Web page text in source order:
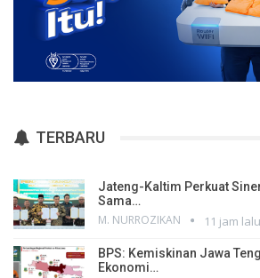
TERBARU
Jateng-Kaltim Perkuat
Sama…
M. NURROZIKAN 11 jam lalu
BPS: Kemiskinan Jawa
Ekonomi…